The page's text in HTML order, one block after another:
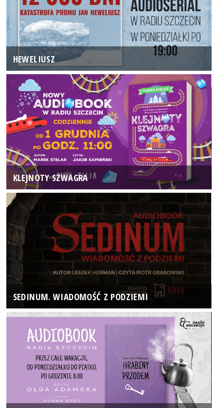
HEWELIUSZ
KLEJNOTY SZWAGRA
SEDINUM. WIADOMOŚĆ Z PODZIEMI